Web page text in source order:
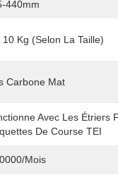
440mm
10 Kg (selon La Taille)
Carbone Mat
Avec Les Étriers
De Course TEI
mois